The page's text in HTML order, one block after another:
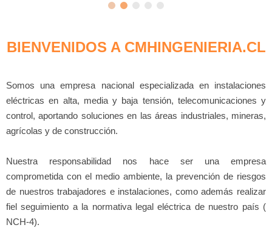
BIENVENIDOS A CMHINGENIERIA.CL
Somos una empresa nacional especializada en instalaciones
eléctricas en alta, media y baja tensión, telecomunicaciones y
control, aportando soluciones en las áreas industriales, mineras,
agrícolas y de construcción.
Nuestra responsabilidad nos hace ser una empresa
comprometida con el medio ambiente, la prevención de riesgos
de nuestros trabajadores e instalaciones, como además realizar
fiel seguimiento a la normativa legal eléctrica de nuestro país (
NCH-4).